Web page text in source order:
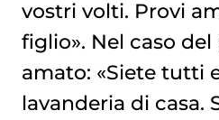
vostri volti. Provi
figlio». Nel caso
amato: «Siete tutti
lavanderia di casa.